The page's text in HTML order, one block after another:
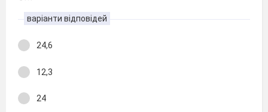
варіанти відповідей
24,6
12,3
24